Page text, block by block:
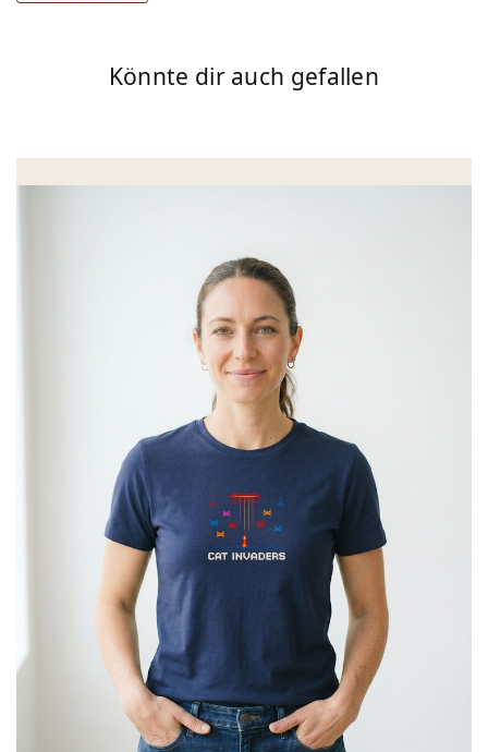
Könnte dir auch gefallen